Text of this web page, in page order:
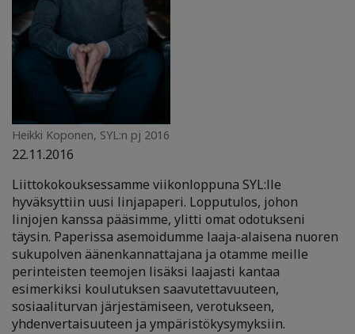
Heikki Koponen, SYL:n pj 2016
22.11.2016
Liittokokouksessamme viikonloppuna SYL:lle
hyväksyttiin uusi linjapaperi. Lopputulos, johon
linjojen kanssa pääsimme, ylitti omat odotukseni
täysin. Paperissa asemoidumme laaja-alaisena nuoren
sukupolven äänenkannattajana ja otamme meille
perinteisten teemojen lisäksi laajasti kantaa
esimerkiksi koulutuksen saavutettavuuteen,
sosiaaliturvan järjestämiseen, verotukseen,
yhdenvertaisuuteen ja ympäristökysymyksiin.